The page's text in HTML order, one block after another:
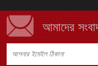
আমাদের